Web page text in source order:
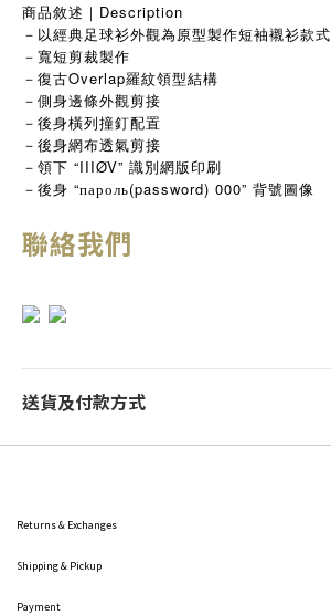
商品敘述｜Description
－以經典足球衫外觀為原型製作短袖襯衫款式
－寬短剪裁製作
－復古Overlap羅紋領型結構
－側身邊條外觀剪接
－後身橫列撞釘配置
－後身網布透氣剪接
－領下 “IIIØV” 識別網版印刷
－後身 “пароль(password) 000” 背號圖像
聯絡我們
送貨及付款方式
Returns & Exchanges
Shipping& Pickup
Payment